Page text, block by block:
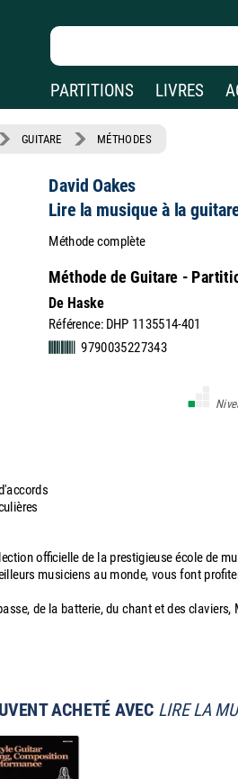
PARTITIONS LIVRES
GUITARE MÉTHODES
David Oakes
Lire la musique à la
Méthode complète
Méthode de Guitare -
De Haske
Référence: DHP 1135514-401
9790035227343
officielle de la prestigieuse école
musiciens au monde, vous font
de la batterie, du chant et des
ACHETÉ AVEC LIRE LA